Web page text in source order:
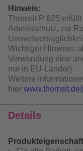
Hinweis:
Thomsit P 625
Arbeitsschutz, zur
Wichtiger Hinweis:
Verwendung eine
nur in EU-Länder).
Weitere
hier
Details